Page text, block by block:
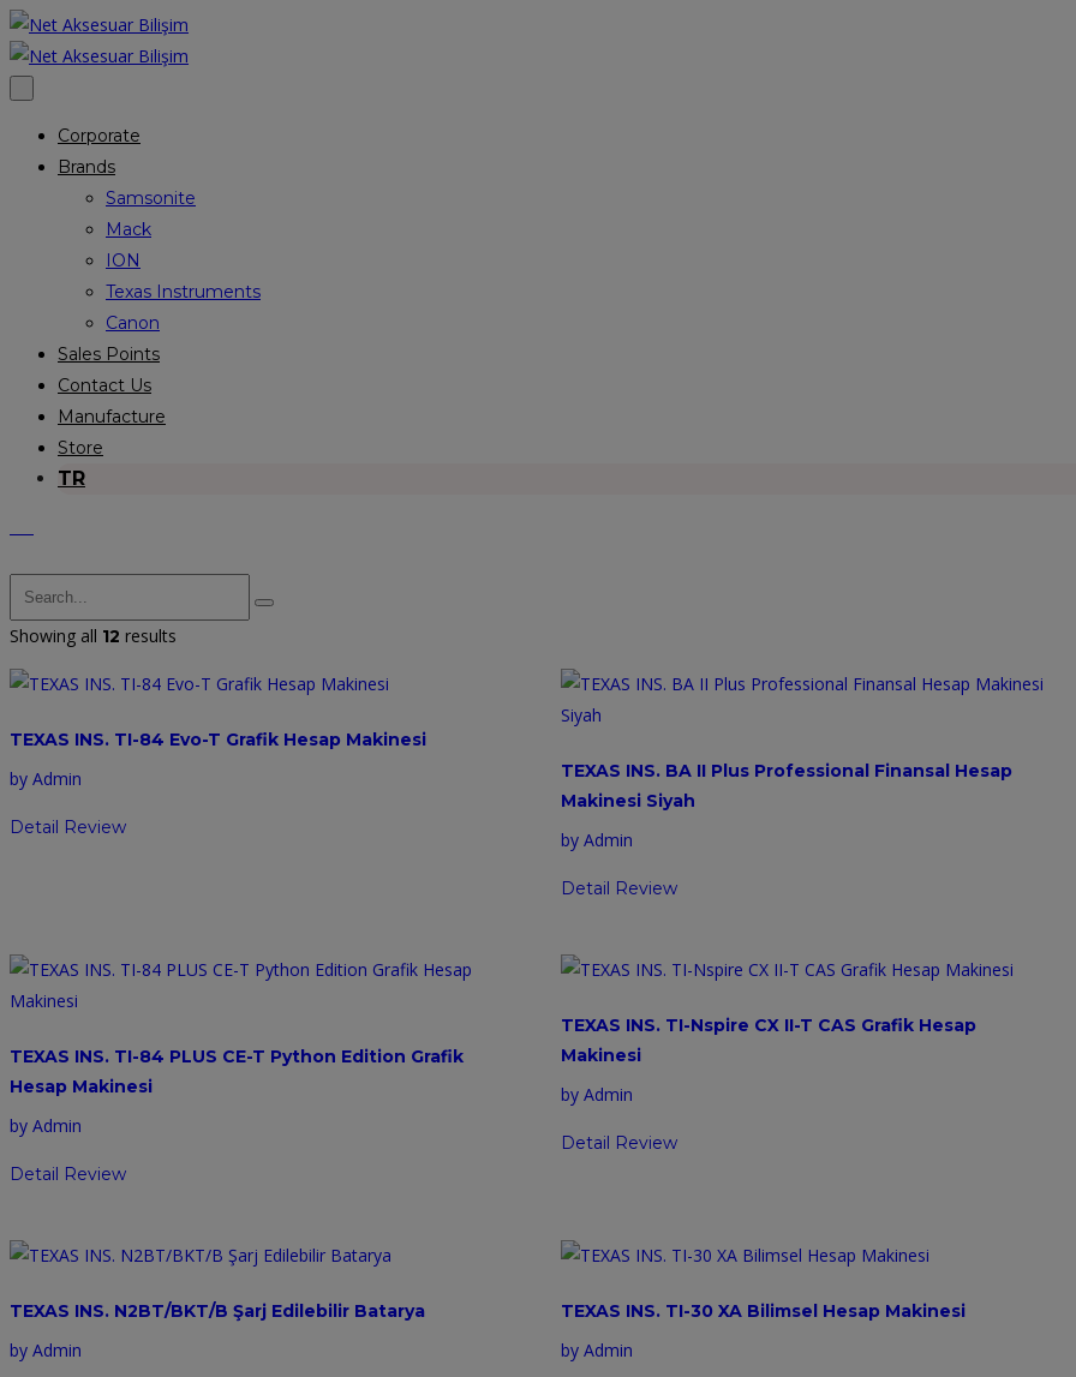
Corporate
Brands
Samsonite
Mack
ION
Texas Instruments
Canon
Sales Points
Contact Us
Manufacture
Store
TR
Showing all 12 results
TEXAS INS. TI-84 Evo-T Grafik Hesap Makinesi
by Admin
Detail Review
TEXAS INS. BA II Plus Professional Finansal Hesap
Makinesi Siyah
by Admin
Detail Review
TEXAS INS. TI-84 PLUS CE-T Python Edition Grafik
Hesap Makinesi
by Admin
Detail Review
TEXAS INS. TI-Nspire CX II-T CAS Grafik Hesap
Makinesi
by Admin
Detail Review
TEXAS INS. N2BT/BKT/B Şarj Edilebilir Batarya
by Admin
TEXAS INS. TI-30 XA Bilimsel Hesap Makinesi
by Admin